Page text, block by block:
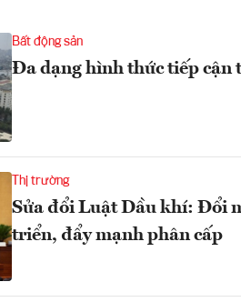
Bất động sản
Đa dạng hình thức tiếp cận
Thị trường
Sửa đổi Luật Dầu khí: Đổi
triển, đẩy mạnh phân cấp